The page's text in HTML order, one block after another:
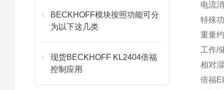
BECKHOFF模块按照功能可分
为以下这几类
现货BECKHOFF KL2404倍福
控制应用
电流
特殊
重量
工作/
相对
倍福